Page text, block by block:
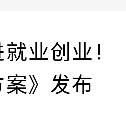
就业创业！
》发布